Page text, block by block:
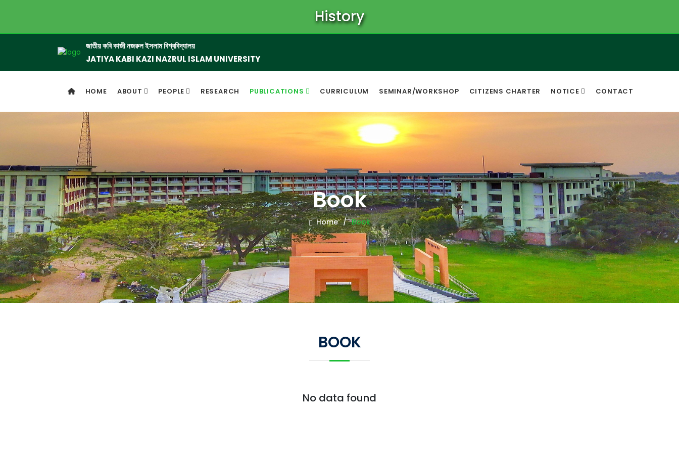
History
জাতীয় কবি কাজী নজরুল ইসলাম বিশ্ববিদ্যালয়
JATIYA KABI KAZI NAZRUL ISLAM UNIVERSITY
HOME ABOUT PEOPLE RESEARCH PUBLICATIONS CURRICULUM SEMINAR/WORKSHOP CITIZENS CHARTER NOTICE CONTACT
Book
Home Book
BOOK
No data found